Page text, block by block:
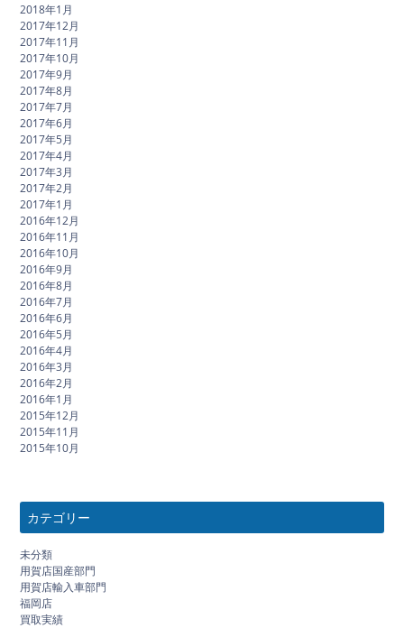
2018年1月
2017年12月
2017年11月
2017年10月
2017年9月
2017年8月
2017年7月
2017年6月
2017年5月
2017年4月
2017年3月
2017年2月
2017年1月
2016年12月
2016年11月
2016年10月
2016年9月
2016年8月
2016年7月
2016年6月
2016年5月
2016年4月
2016年3月
2016年2月
2016年1月
2015年12月
2015年11月
2015年10月
カテゴリー
未分類
用賀店国産部門
用賀店輸入車部門
福岡店
買取実績